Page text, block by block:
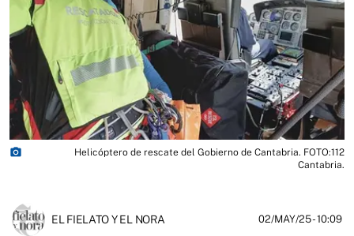
photo_camera
Helicóptero de rescate del Gobierno de Cantabria. FOTO:112
Cantabria.
EL FIELATO Y EL NORA 02/MAY/25- 10:09